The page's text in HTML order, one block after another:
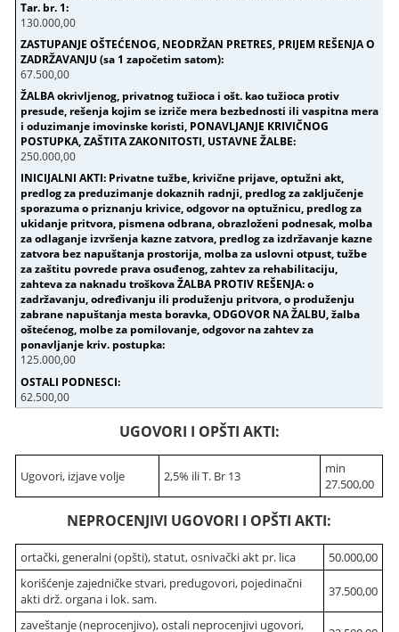
130.000,00
67.500,00
250.000,00
125.000,00
62.500,00
UGOVORI I OPŠTI AKTI:
Ugovori, izjave volje 2,5% ili T. Br 13
min
27.500,00
NEPROCENJIVI UGOVORI I OPŠTI AKTI:
ortački, generalni (opšti), statut, osnivački akt pr. lica
50.000,00
korišćenje zajedničke stvari, predugovori, pojedinačni
akti drž. organa i lok. sam.
37.500,00
zaveštanje (neprocenjivo), ostali neprocenjivi ugovori,